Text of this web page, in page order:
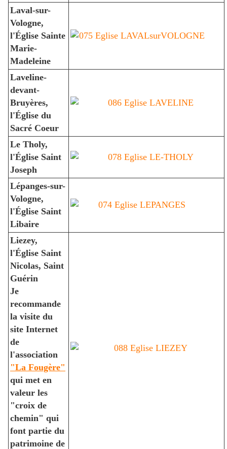
Laval-sur-
Vologne,
l'Église Sainte
Marie-
Madeleine
Laveline-
devant-
Bruyères,
l'Église du
Sacré Coeur
Le Tholy,
l'Église Saint
Joseph
Lépanges-sur-
Vologne,
l'Église Saint
Libaire
Liezey,
l'Église Saint
Nicolas, Saint
Guérin
Je
recommande
la visite du
site Internet
de
l'association
"La Fougère"
qui met en
valeur les
"croix de
chemin" qui
font partie du
patrimoine de